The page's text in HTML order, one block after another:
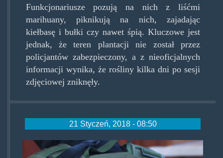
Funkcjonariusze pozują na nich z liśćmi
marihuany, piknikują na nich, zajadając
kiełbasę i bułki czy nawet śpią. Kluczowe jest
jednak, że teren plantacji nie został przez
policjantów zabezpieczony, a z nieoficjalnych
informacji wynika, że rośliny kilka dni po sesji
zdjęciowej zniknęły.
21 Styczeń, 2018 - 08:50
cbsp.jpg